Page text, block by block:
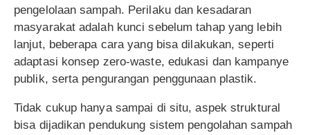
pengelolaan sampah. Perilaku dan kesadaran
masyarakat adalah kunci sebelum tahap yang lebih
lanjut, beberapa cara yang bisa dilakukan, seperti
adaptasi konsep zero-waste, edukasi dan kampanye
publik, serta pengurangan penggunaan plastik.
Tidak cukup hanya sampai di situ, aspek struktural
bisa dijadikan pendukung sistem pengolahan sampah